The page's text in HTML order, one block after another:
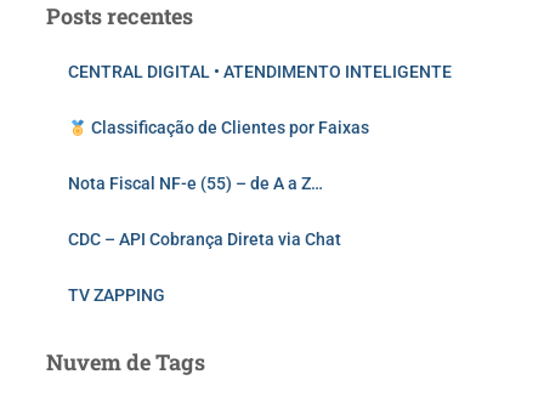
Posts recentes
CENTRAL DIGITAL • ATENDIMENTO INTELIGENTE
Classificação de Clientes por Faixas
Nota Fiscal NF-e (55) – de A a Z…
CDC – API Cobrança Direta via Chat
TV ZAPPING
Nuvem de Tags